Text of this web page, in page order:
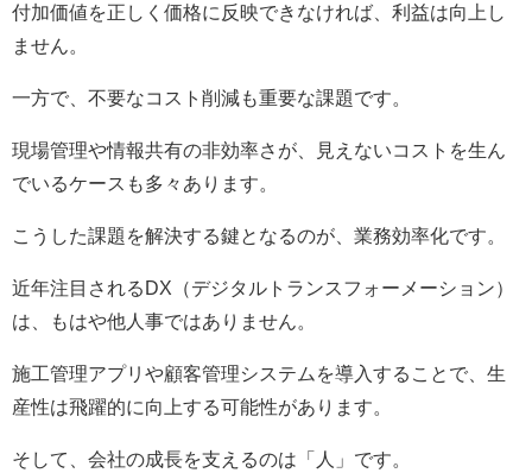
付加価値を正しく価格に反映できなければ、利益は向上し
ません。
一方で、不要なコスト削減も重要な課題です。
現場管理や情報共有の非効率さが、見えないコストを生ん
でいるケースも多々あります。
こうした課題を解決する鍵となるのが、業務効率化です。
近年注目されるDX（デジタルトランスフォーメーション）
は、もはや他人事ではありません。
施工管理アプリや顧客管理システムを導入することで、生
産性は飛躍的に向上する可能性があります。
そして、会社の成長を支えるのは「人」です。